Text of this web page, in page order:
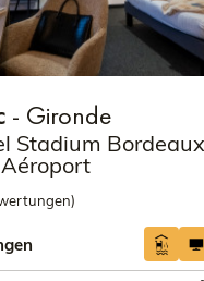
- Gironde
Stadium Bordeaux